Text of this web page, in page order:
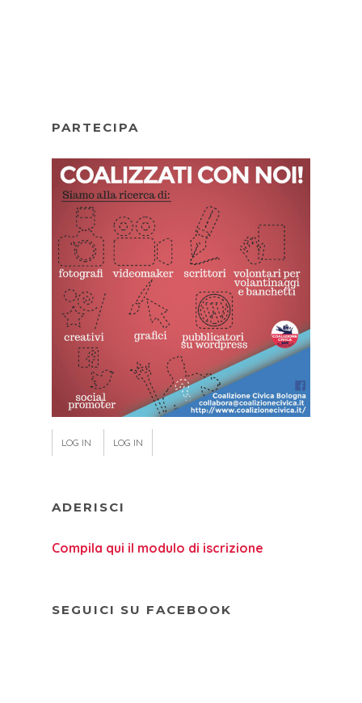
PARTECIPA
LOG IN LOG IN
ADERISCI
Compila qui il modulo di iscrizione
SEGUICI SU FACEBOOK